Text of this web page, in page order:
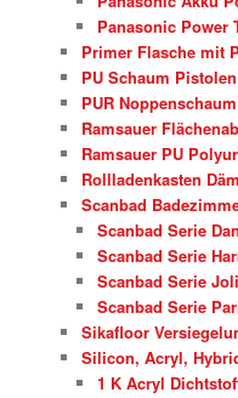
Panasonic Power
Primer Flasche mit
PU Schaum Pistolen
PUR
Ramsauer
Ramsauer PU
Rollladenkasten
Scanbad
Scanbad Serie
Scanbad Serie
Scanbad Serie
Scanbad Serie
Sikafloor
Silicon, Acryl,
1 K Acryl